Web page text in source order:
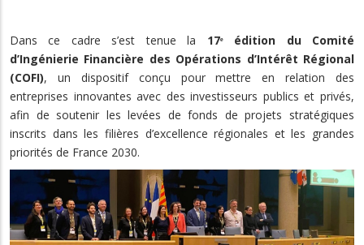
Dans ce cadre s’est tenue la 17ᵉ édition du Comité
d’Ingénierie Financière des Opérations d’Intérêt Régional
(COFI), un dispositif conçu pour mettre en relation des
entreprises innovantes avec des investisseurs publics et privés,
afin de soutenir les levées de fonds de projets stratégiques
inscrits dans les filières d’excellence régionales et les grandes
priorités de France 2030.